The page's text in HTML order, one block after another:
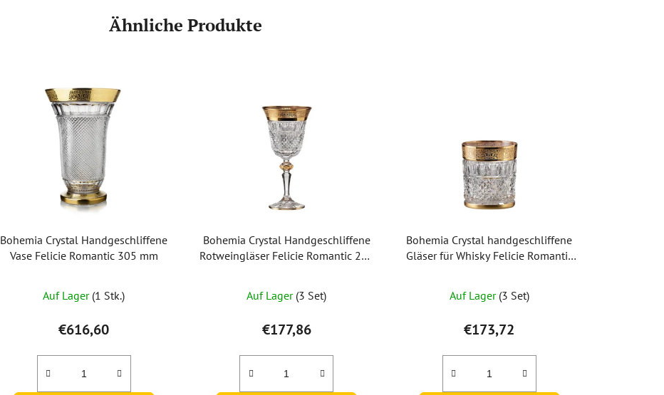
Ähnliche Produkte
Bohemia Crystal Handgeschliffene
Vase Felicie Romantic 305 mm
Auf Lager (1 Stk.)
€616,60
Bohemia Crystal Handgeschliffene
Rotweingläser Felicie Romantic 220
Auf Lager (3 Set)
€177,86
Bohemia Crystal handgeschliffene
Gläser für Whisky Felicie Romantic
Auf Lager (3 Set)
€173,72